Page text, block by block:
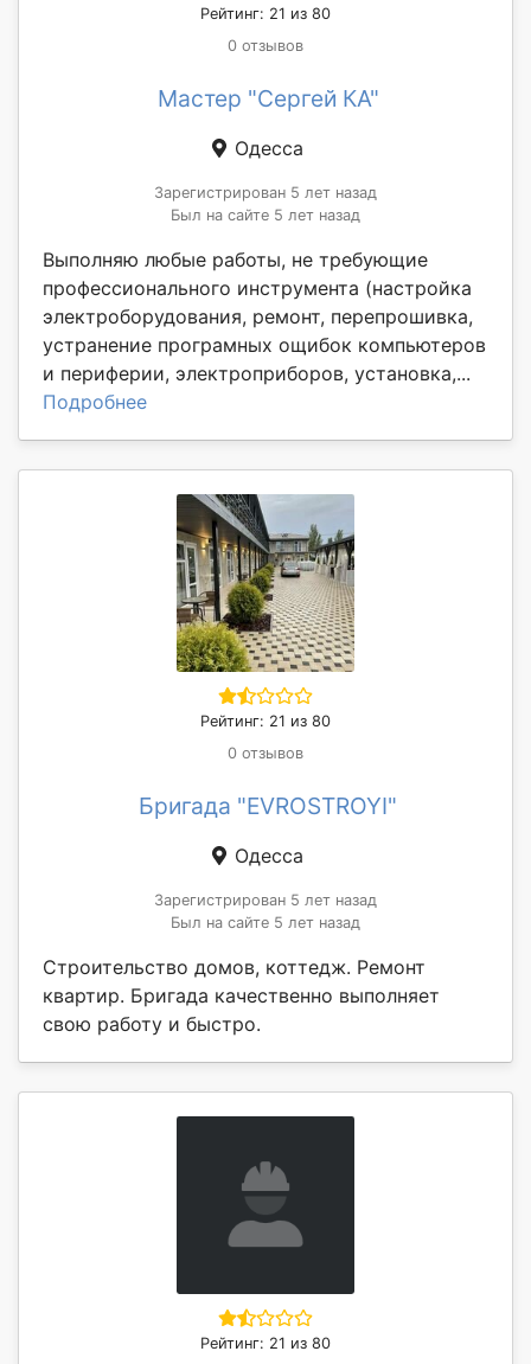
Рейтинг: 21 из 80
0 отзывов
Мастер "Сергей КА"
Одесса
Зарегистрирован 5 лет назад
Был на сайте 5 лет назад
Выполняю любые работы, не требующие
профессионального инструмента (настройка
электроборудования, ремонт, перепрошивка,
устранение програмных ощибок компьютеров
и периферии, электроприборов, установка,...
Подробнее
Рейтинг: 21 из 80
0 отзывов
Бригада "EVROSTROYI"
Одесса
Зарегистрирован 5 лет назад
Был на сайте 5 лет назад
Строительство домов, коттедж. Ремонт
квартир. Бригада качественно выполняет
свою работу и быстро.
Рейтинг: 21 из 80